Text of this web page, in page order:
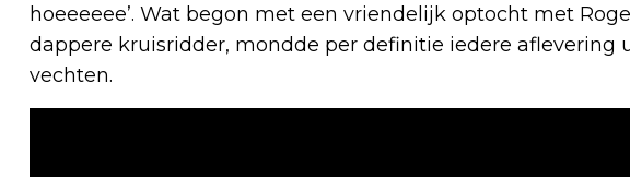
hoeeeeee’. Wat begon met een vriendelijk optocht met
dappere kruisridder, mondde per definitie iedere aflevering
vechten.